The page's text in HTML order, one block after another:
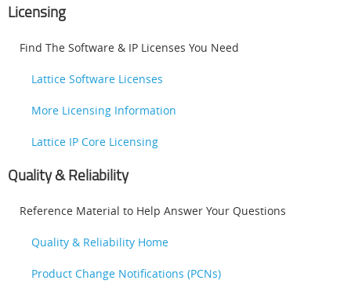
Licensing
Find The Software & IP Licenses You Need
Lattice Software Licenses
More Licensing Information
Lattice IP Core Licensing
Quality & Reliability
Reference Material to Help Answer Your Questions
Quality & Reliability Home
Product Change Notifications (PCNs)